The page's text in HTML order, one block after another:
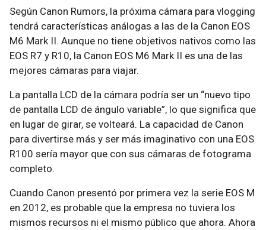
Según Canon Rumors, la próxima cámara para vlogging
tendrá características análogas a las de la Canon EOS
M6 Mark II. Aunque no tiene objetivos nativos como las
EOS R7 y R10, la Canon EOS M6 Mark II es una de las
mejores cámaras para viajar.
La pantalla LCD de la cámara podría ser un “nuevo tipo
de pantalla LCD de ángulo variable”, lo que significa que
en lugar de girar, se volteará. La capacidad de Canon
para divertirse más y ser más imaginativo con una EOS
R100 sería mayor que con sus cámaras de fotograma
completo.
Cuando Canon presentó por primera vez la serie EOS M
en 2012, es probable que la empresa no tuviera los
mismos recursos ni el mismo público que ahora. Ahora